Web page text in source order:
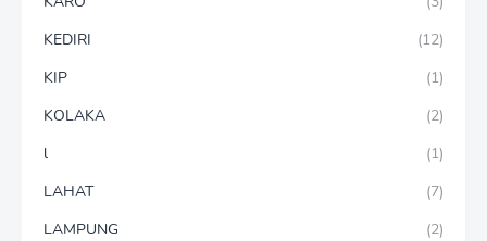
KEDIRI
(12)
KIP
(1)
KOLAKA
(2)
l
(1)
LAHAT
(7)
LAMPUNG
(2)